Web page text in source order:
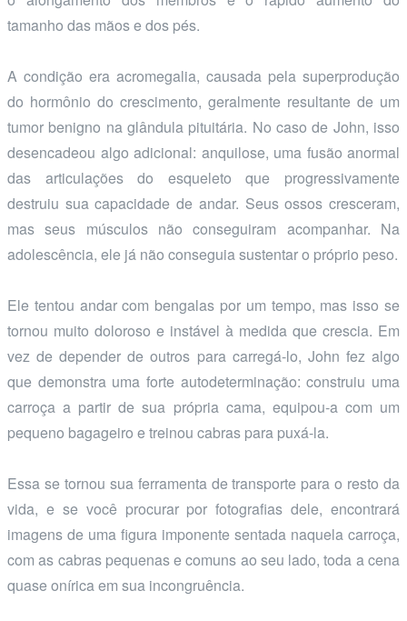
tamanho das mãos e dos pés.
A condição era acromegalia, causada pela superprodução
do hormônio do crescimento, geralmente resultante de um
tumor benigno na glândula pituitária. No caso de John, isso
desencadeou algo adicional: anquilose, uma fusão anormal
das articulações do esqueleto que progressivamente
destruiu sua capacidade de andar. Seus ossos cresceram,
mas seus músculos não conseguiram acompanhar. Na
adolescência, ele já não conseguia sustentar o próprio peso.
Ele tentou andar com bengalas por um tempo, mas isso se
tornou muito doloroso e instável à medida que crescia. Em
vez de depender de outros para carregá-lo, John fez algo
que demonstra uma forte autodeterminação: construiu uma
carroça a partir de sua própria cama, equipou-a com um
pequeno bagageiro e treinou cabras para puxá-la.
Essa se tornou sua ferramenta de transporte para o resto da
vida, e se você procurar por fotografias dele, encontrará
imagens de uma figura imponente sentada naquela carroça,
com as cabras pequenas e comuns ao seu lado, toda a cena
quase onírica em sua incongruência.